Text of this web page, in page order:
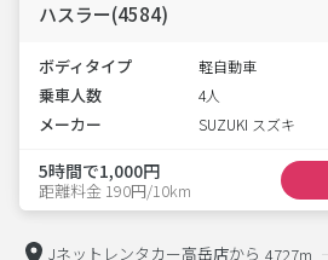
ハスラー(4584)
ボディタイプ 軽自動車
乗車人数 4人
メーカー SUZUKI スズキ
5時間で1,000円
距離料金 190円/10km
Jネットレンタカー高岳店から 4727m